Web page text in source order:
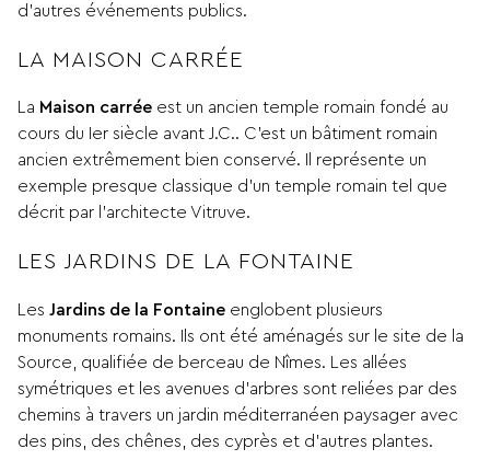
d’autres événements publics.
LA MAISON CARRÉE
La Maison carrée est un ancien temple romain fondé au
cours du Ier siècle avant J.C.. C’est un bâtiment romain
ancien extrêmement bien conservé. Il représente un
exemple presque classique d’un temple romain tel que
décrit par l’architecte Vitruve.
LES JARDINS DE LA FONTAINE
Les Jardins de la Fontaine englobent plusieurs
monuments romains. Ils ont été aménagés sur le site de la
Source, qualifiée de berceau de Nîmes. Les allées
symétriques et les avenues d’arbres sont reliées par des
chemins à travers un jardin méditerranéen paysager avec
des pins, des chênes, des cyprès et d’autres plantes.